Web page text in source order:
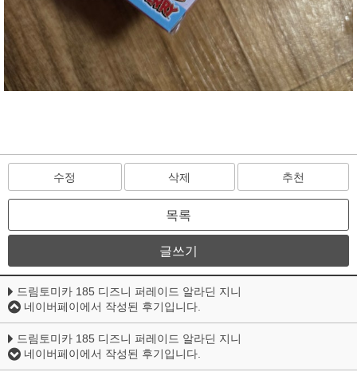
수정 삭제 추천
목록
글쓰기
드림토미카 185 디즈니 퍼레이드 알라딘 지니
네이버페이에서 작성된 후기입니다.
드림토미카 185 디즈니 퍼레이드 알라딘 지니
네이버페이에서 작성된 후기입니다.